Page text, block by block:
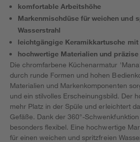
komfortable Arbeitshöhe
Markenmischdüse für weichen und
Wasserstrahl
leichtgängige Keramikkartusche mit
hochwertige Materialien und präzise
Die chromfarbene Küchenarmatur
durch runde Formen und hohen
Materialien und Markenkomponenten
und ein stilvolles Erscheinungsbild. Der
mehr Platz in der Spüle und erleichtert
Gefäße. Dank der 360°-
besonders flexibel. Eine hochwertige
für einen weichen und spritzfreien